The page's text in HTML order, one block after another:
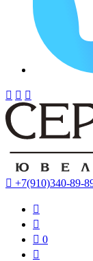
  
 +7(910)340-89-


 0
